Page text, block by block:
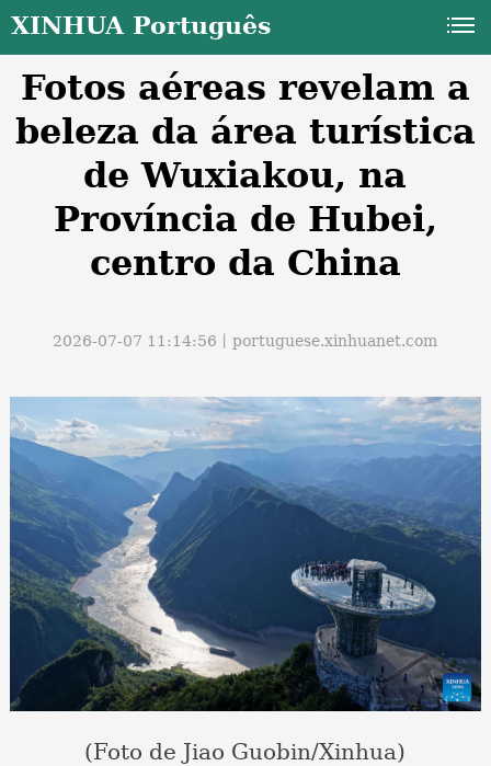
XINHUA Português
Fotos aéreas revelam a
beleza da área turística
de Wuxiakou, na
Província de Hubei,
centro da China
2026-07-07 11:14:56丨portuguese.xinhuanet.com
(Foto de Jiao Guobin/Xinhua)